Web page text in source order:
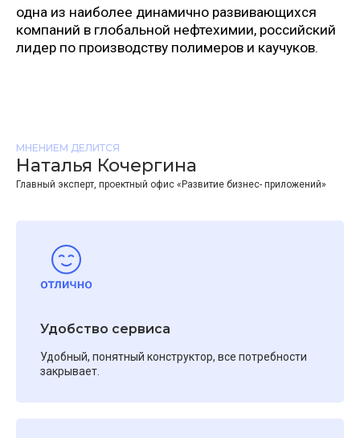
МНЕНИЕМ ДЕЛИТСЯ
Наталья Кочергина
Главный эксперт, проектный офис «Развитие бизнес- приложений»
Удобство сервиса
Удобный, понятный конструктор, все потребности
закрывает.